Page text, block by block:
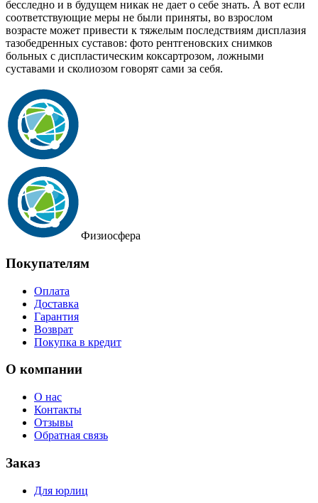
бесследно и в будущем никак не дает о себе знать. А вот если
соответствующие меры не были приняты, во взрослом
возрасте может привести к тяжелым последствиям дисплазия
тазобедренных суставов: фото рентгеновских снимков
больных с диспластическим коксартрозом, ложными
суставами и сколиозом говорят сами за себя.
Физиосфера
Покупателям
Оплата
Доставка
Гарантия
Возврат
Покупка в кредит
О компании
О нас
Контакты
Отзывы
Обратная связь
Заказ
Для юрлиц